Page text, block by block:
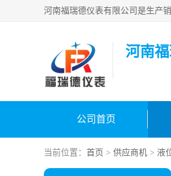
河南
公司首页
当前位置： 首页 > 供应商机 > 液